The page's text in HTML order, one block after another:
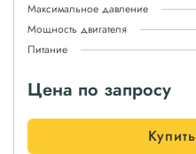
Максимальное давление
Мощность двигателя
Питание
Цена по запросу
Купить